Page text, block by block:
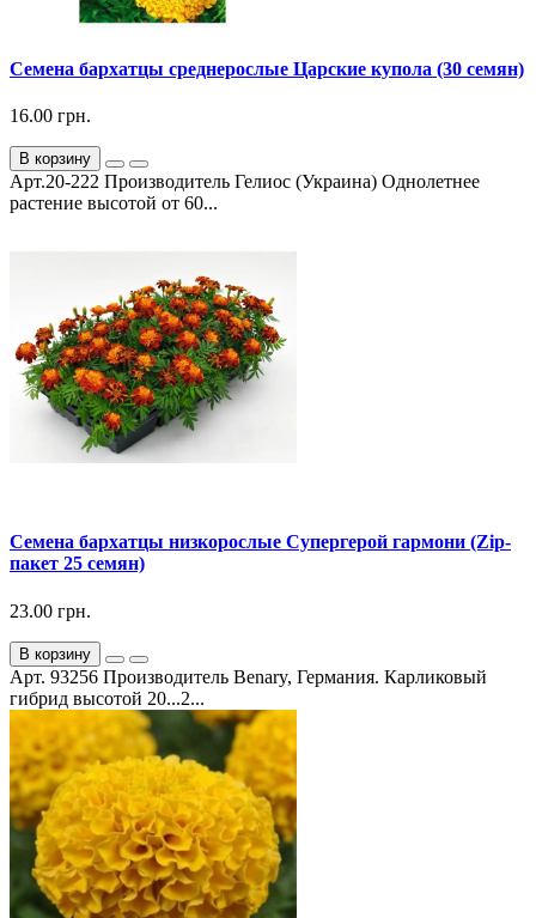
Семена бархатцы среднерослые Царские купола (30 семян)
16.00 грн.
В корзину
Арт.20-222 Производитель Гелиос (Украина) Однолетнее
растение высотой от 60...
Семена бархатцы низкорослые Супергерой гармони (Zip-
пакет 25 семян)
23.00 грн.
В корзину
Арт. 93256 Производитель Benary, Германия. Карликовый
гибрид высотой 20...2...